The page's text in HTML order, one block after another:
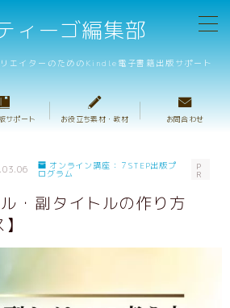
ィーゴ編集部
エイターのためのKindle電子書籍出版サポート
プレート
ート
サポート お役立ち素材・教材 お問合わせ
オンライン講座：７STEP出版プ
ログラム
P
R
・副タイトルの作り方